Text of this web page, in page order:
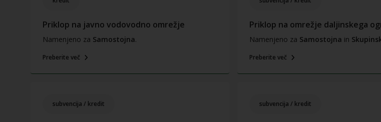
Priklop na javno vodovodno omrežje
Namenjeno za Samostojna.
Preberite več
Priklop na omrežje daljinskega
Namenjeno za Samostojna in
Preberite več
subvencija / kredit subvencija / kredit